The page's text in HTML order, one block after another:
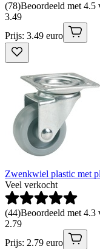
(78)Beoordeeld met 4.5
3.49
Prijs: 3.49 euro
Zwenkwiel plastic met
Veel verkocht
(44)Beoordeeld met 4.3
2.79
Prijs: 2.79 euro